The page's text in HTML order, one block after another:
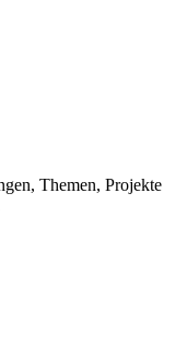
Themen, Projekte